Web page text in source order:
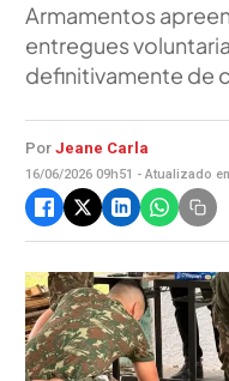
Armamentos
entregues
definitivamente de
Por Jeane Carla
16/06/2026 09h51 - Atualizado